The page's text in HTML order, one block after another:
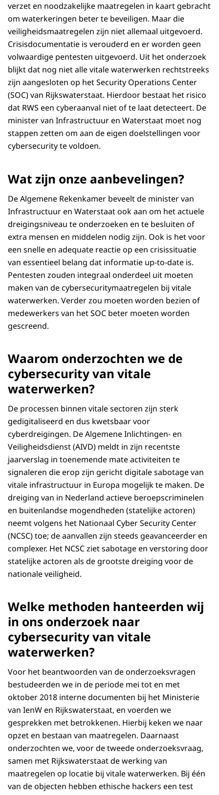
verzet en noodzakelijke maatregelen in kaart gebracht
om waterkeringen beter te beveiligen. Maar die
veiligheidsmaatregelen zijn niet allemaal uitgevoerd.
Crisisdocumentatie is verouderd en er worden geen
volwaardige pentesten uitgevoerd. Uit het onderzoek
blijkt dat nog niet alle vitale waterwerken rechtstreeks
zijn aangesloten op het Security Operations Center
(SOC) van Rijkswaterstaat. Hierdoor bestaat het risico
dat RWS een cyberaanval niet of te laat detecteert. De
minister van Infrastructuur en Waterstaat moet nog
stappen zetten om aan de eigen doelstellingen voor
cybersecurity te voldoen.
Wat zijn onze aanbevelingen?
De Algemene Rekenkamer beveelt de minister van
Infrastructuur en Waterstaat ook aan om het actuele
dreigingsniveau te onderzoeken en te besluiten of
extra mensen en middelen nodig zijn. Ook is het voor
een snelle en adequate reactie op een crisissituatie
van essentieel belang dat informatie up-to-date is.
Pentesten zouden integraal onderdeel uit moeten
maken van de cybersecuritymaatregelen bij vitale
waterwerken. Verder zou moeten worden bezien of
medewerkers van het SOC beter moeten worden
gescreend.
Waarom onderzochten we de
cybersecurity van vitale
waterwerken?
De processen binnen vitale sectoren zijn sterk
gedigitaliseerd en dus kwetsbaar voor
cyberdreigingen. De Algemene Inlichtingen- en
Veiligheidsdienst (AIVD) meldt in zijn recentste
jaarverslag in toenemende mate activiteiten te
signaleren die erop zijn gericht digitale sabotage van
vitale infrastructuur in Europa mogelijk te maken. De
dreiging van in Nederland actieve beroepscriminelen
en buitenlandse mogendheden (statelijke actoren)
neemt volgens het Nationaal Cyber Security Center
(NCSC) toe; de aanvallen zijn steeds geavanceerder en
complexer. Het NCSC ziet sabotage en verstoring door
statelijke actoren als de grootste dreiging voor de
nationale veiligheid.
Welke methoden hanteerden wij
in ons onderzoek naar
cybersecurity van vitale
waterwerken?
Voor het beantwoorden van de onderzoeksvragen
bestudeerden we in de periode mei tot en met
oktober 2018 interne documenten bij het Ministerie
van IenW en Rijkswaterstaat, en voerden we
gesprekken met betrokkenen. Hierbij keken we naar
opzet en bestaan van maatregelen. Daarnaast
onderzochten we, voor de tweede onderzoeksvraag,
samen met Rijkswaterstaat de werking van
maatregelen op locatie bij vitale waterwerken. Bij één
van de objecten hebben ethische hackers een test